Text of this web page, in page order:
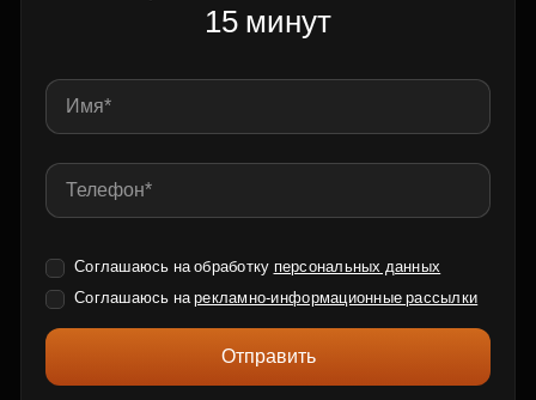
15 минут
Соглашаюсь на обработку персональных данных
Соглашаюсь нарекламно-информационные рассылки
Отправить